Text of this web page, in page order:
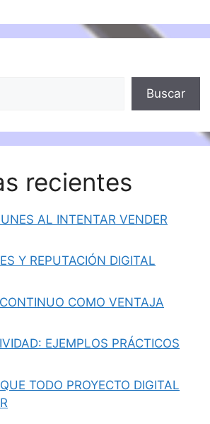
Buscar
recientes
AL INTENTAR VENDER
Y REPUTACIÓN DIGITAL
COMO VENTAJA
EJEMPLOS PRÁCTICOS
TODO PROYECTO DIGITAL